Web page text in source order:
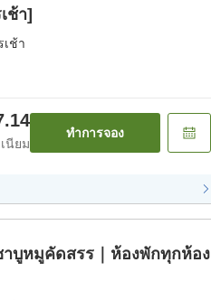
ช้า]
เช้า
นียม
ทำการจอง
บูหมูคัดสรร｜ห้องพักทุกห้อง